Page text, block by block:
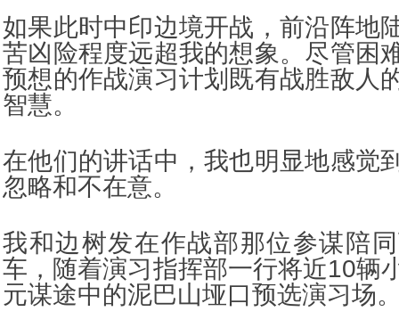
如果此时中印边境开战，前沿阵地
苦凶险程度远超我的想象。尽管困
预想的作战演习计划既有战胜敌人
智慧。
在他们的讲话中，我也明显地感觉
忽略和不在意。
我和边树发在作战部那位参谋陪
车，随着演习指挥部一行将近10辆
元谋途中的泥巴山垭口预选演习场